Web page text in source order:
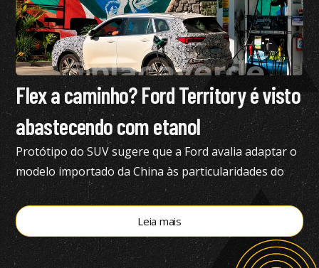
Flex a caminho? Ford Territory é visto
abastecendo com etanol
Protótipo do SUV sugere que a Ford avalia adaptar o
modelo importado da China às particularidades do
mercado brasileiro
Leia mais